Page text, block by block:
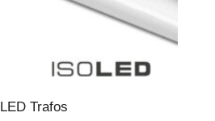
LED Trafos